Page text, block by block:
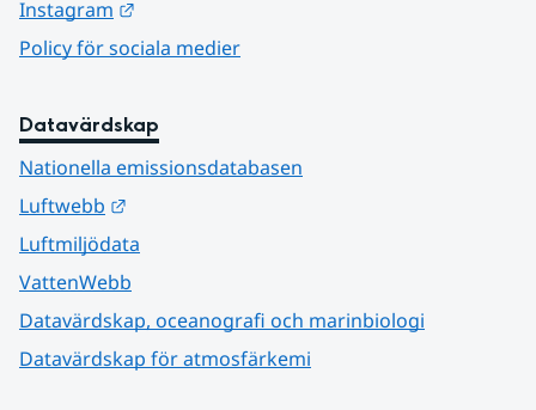
Instagram
Policy för sociala medier
Datavärdskap
Nationella emissionsdatabasen
Luftwebb
Luftmiljödata
VattenWebb
Datavärdskap, oceanografi och marinbiologi
Datavärdskap för atmosfärkemi